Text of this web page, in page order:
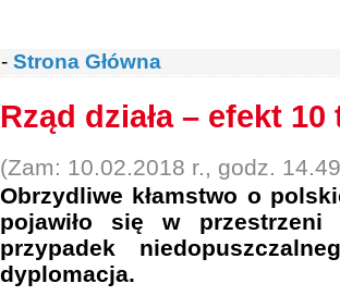
- Strona Główna
Rząd działa – efekt
(Zam: 10.02.2018 r., godz.
Obrzydliwe kłamstwo o
pojawiło się w
przypadek
dyplomacja.